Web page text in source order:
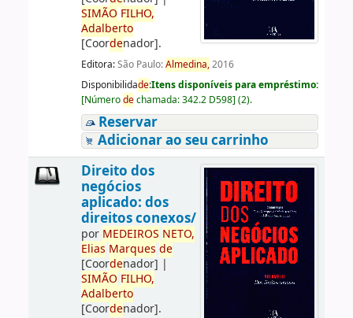
SIMÃO FILHO,
Adalberto
[Coordenador].
Editora:São Paulo:Almedina,2016
Disponibilidade:Itens disponíveis para empréstimo:
[Númerodechamada:342.2 D598] (2).
Reservar
Adicionar ao seu carrinho
Direito dos
negócios
aplicado: dos
direitos conexos/
por MEDEIROS NETO,
Elias Marques de
[Coordenador] |
SIMÃO FILHO,
Adalberto
[Coordenador].